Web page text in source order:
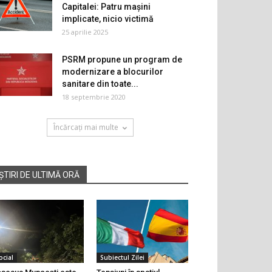
Capitalei: Patru mașini
implicate, nicio victimă
25 aprilie 2025
PSRM propune un program de
modernizare a blocurilor
sanitare din toate...
18 septembrie 2020
Încărcați mai multe
DE ULTIMĂ ORĂ
Subiectul Zilei